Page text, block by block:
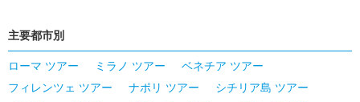
主要都市別
ローマ ツアー ミラノ ツアー
ベネチア ツアー
フィレンツェ ツアー
ナポリ ツアー
シチリア島 ツアー